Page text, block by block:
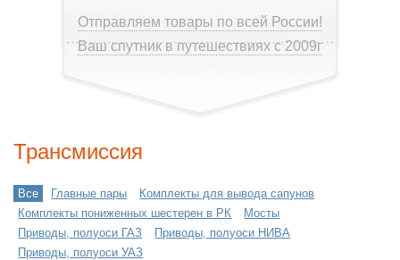
Отправляем товары по всей России!
Ваш спутник в путешествиях с 2009г
Трансмиссия
Все Главные пары
Комплекты для вывода сапунов
Комплекты пониженных шестерен в РК
Мосты
Приводы, полуоси ГАЗ
Приводы, полуоси НИВА
Приводы, полуоси УАЗ